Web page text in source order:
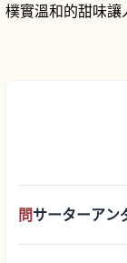
樸實溫和的甜味讓
問サーターアン